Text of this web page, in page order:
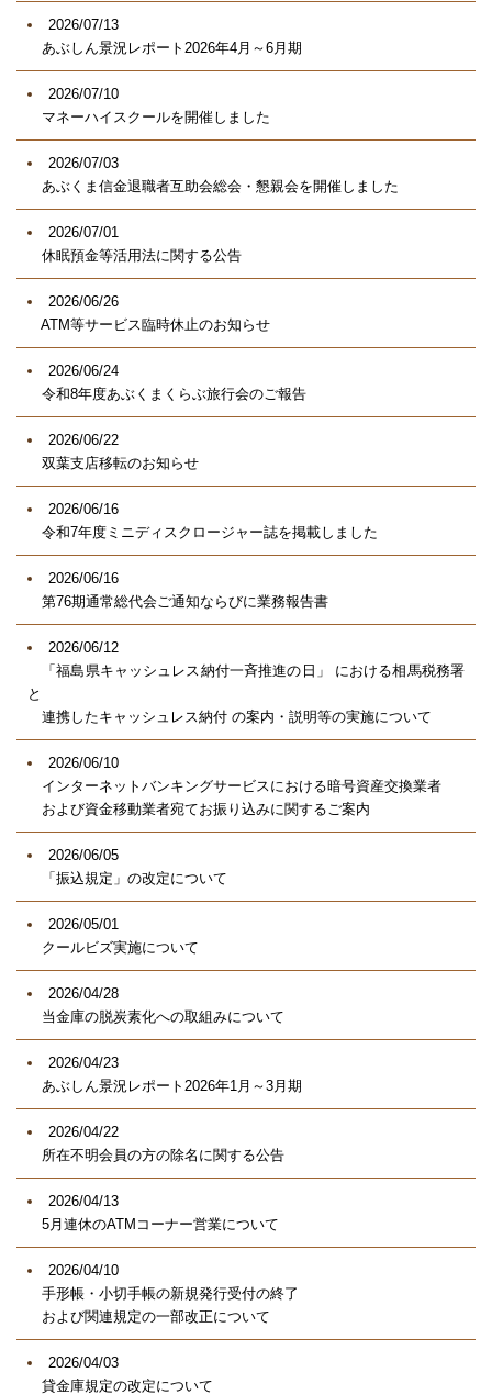
2026/07/13
あぶしん景況レポート2026年4月～6月期
2026/07/10
マネーハイスクールを開催しました
2026/07/03
あぶくま信金退職者互助会総会・懇親会を開催しました
2026/07/01
休眠預金等活用法に関する公告
2026/06/26
ATM等サービス臨時休止のお知らせ
2026/06/24
令和8年度あぶくまくらぶ旅行会のご報告
2026/06/22
双葉支店移転のお知らせ
2026/06/16
令和7年度ミニディスクロージャー誌を掲載しました
2026/06/16
第76期通常総代会ご通知ならびに業務報告書
2026/06/12
「福島県キャッシュレス納付一斉推進の日」 における相馬税務署
と
連携したキャッシュレス納付 の案内・説明等の実施について
2026/06/10
インターネットバンキングサービスにおける暗号資産交換業者
および資金移動業者宛てお振り込みに関するご案内
2026/06/05
「振込規定」の改定について
2026/05/01
クールビズ実施について
2026/04/28
当金庫の脱炭素化への取組みについて
2026/04/23
あぶしん景況レポート2026年1月～3月期
2026/04/22
所在不明会員の方の除名に関する公告
2026/04/13
5月連休のATMコーナー営業について
2026/04/10
手形帳・小切手帳の新規発行受付の終了
および関連規定の一部改正について
2026/04/03
貸金庫規定の改定について